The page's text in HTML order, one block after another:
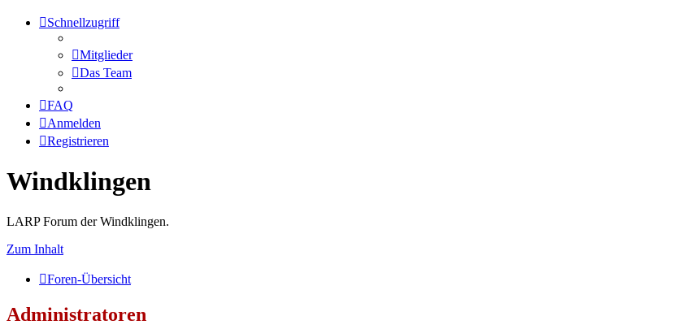
Schnellzugriff
Mitglieder
Das Team
FAQ
Anmelden
Registrieren
Windklingen
LARP Forum der Windklingen.
Zum Inhalt
Foren-Übersicht
Administratoren